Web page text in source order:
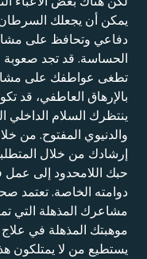
يمكن أن يجعلك
دفاعي وتحافظ على
الحساسة. قد تجد صعوبة
تطغى عواطفك على
بالإرهاق العاطفي، قد
ينتظرك السلام
والدنيوي المفتوح. من
إرشادك من خلال
حبك اللامحدود إلى
دوامته الخاصة. تعتمد
مشاعرك المذهلة التي
موهبتك المذهلة في
يستطيع من لا يمتلكون